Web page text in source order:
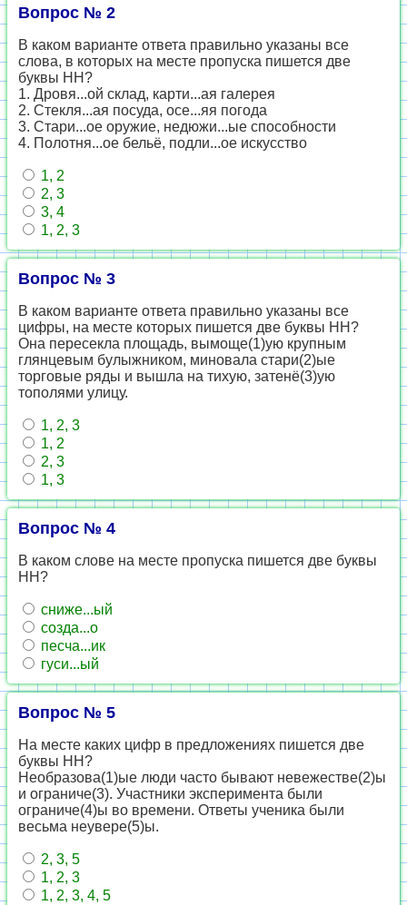
Вопрос № 2
В каком варианте ответа правильно указаны все
слова, в которых на месте пропуска пишется две
буквы НН?
1. Дровя...ой склад, карти...ая галерея
2. Стекля...ая посуда, осе...яя погода
3. Стари...ое оружие, недюжи...ые способности
4. Полотня...ое бельё, подли...ое искусство
1, 2
2, 3
3, 4
1, 2, 3
Вопрос № 3
В каком варианте ответа правильно указаны все
цифры, на месте которых пишется две буквы НН?
Она пересекла площадь, вымоще(1)ую крупным
глянцевым булыжником, миновала стари(2)ые
торговые ряды и вышла на тихую, затенё(3)ую
тополями улицу.
1, 2, 3
1, 2
2, 3
1, 3
Вопрос № 4
В каком слове на месте пропуска пишется две буквы
НН?
сниже...ый
созда...о
песча...ик
гуси...ый
Вопрос № 5
На месте каких цифр в предложениях пишется две
буквы НН?
Необразова(1)ые люди часто бывают невежестве(2)ы
и ограниче(3). Участники эксперимента были
ограниче(4)ы во времени. Ответы ученика были
весьма неувере(5)ы.
2, 3, 5
1, 2, 3
1, 2, 3, 4, 5